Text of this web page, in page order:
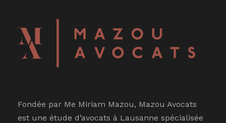
Fondée par Me Miriam Mazou, Mazou Avocats
est une étude d’avocats à Lausanne spécialisée